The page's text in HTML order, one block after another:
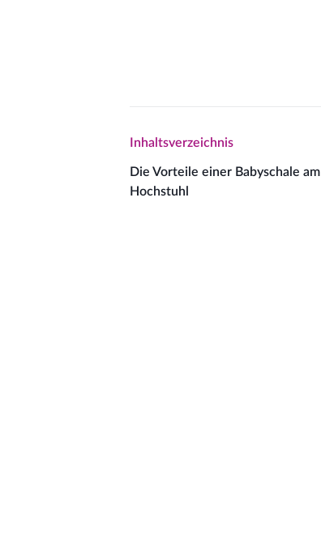
Inhaltsverzeichnis
Die Vorteile einer Babyschale am
Hochstuhl